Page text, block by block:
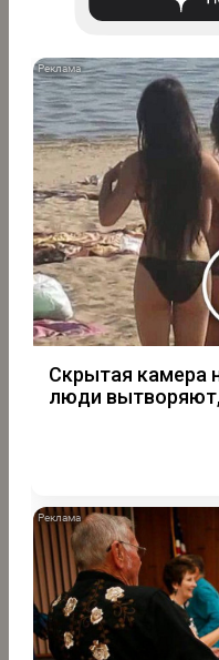
Скрытая камера
люди вытворяют,